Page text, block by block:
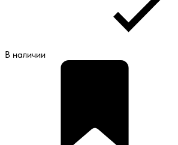
В наличии